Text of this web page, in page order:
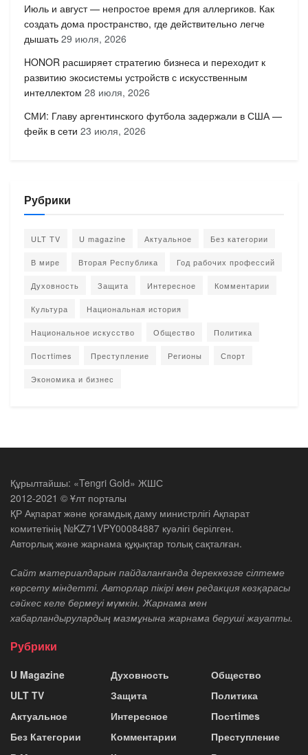
Июль и август — непростое время для аллергиков. Как
создать дома пространство, где действительно легче
дышать 29 июля, 2026
HONOR расширяет стратегию бизнеса и переходит к
развитию экосистемы устройств с искусственным
интеллектом 28 июля, 2026
СМИ: Главу аргентинского футбола задержали в США —
фейк в сети 23 июля, 2026
Рубрики
ULT TV U magazine Актуальное Без категории
В мире Вторая Республика Год рабочих профессий
Духовность Защита Интересное Комментарии
Культура Национальная история
Национальное искусство Общество Политика
Постtimes Преступление Регионы Спорт
Экономика и бизнес
Құрылтайшы: «Tengri Gold» ЖШС
2012-2021 © Ұлт порталы
ҚР Ақпарат және қоғамдық даму министрлігі Ақпарат
комитетінің №KZ71VPY00084887 куәлігі берілген.
Авторлық және жарнама құқықтар толық сақталған.
Сайт материалдарын пайдаланғанда дереккөзге сілтеме
көрсету міндетті. Авторлар пікірі мен редакция көзқарасы
сәйкес келе бермеуі мүмкін. Жарнама мен
хабарландырулардың мазмұнына жарнама беруші жауапты.
Рубрики
U Magazine
ULT TV
Актуальное
Без Категории
Духовность
Защита
Интересное
Комментарии
Общество
Политика
Постtimes
Преступление